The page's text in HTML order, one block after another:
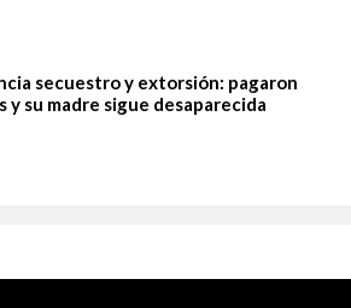
secuestro y extorsión: pagaron
y su madre sigue desaparecida